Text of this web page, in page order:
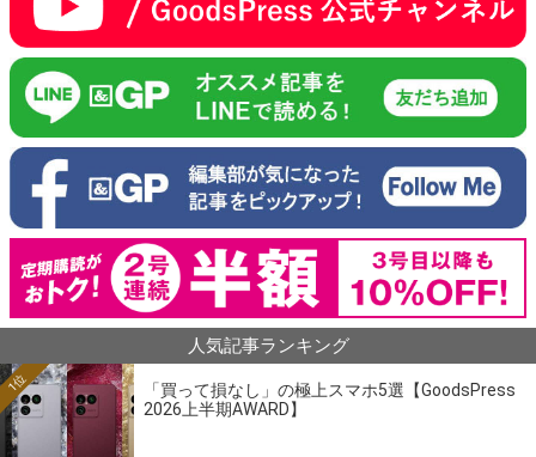
人気記事ランキング
「買って損なし」の極上スマホ5選【GoodsPress
2026上半期AWARD】
1位